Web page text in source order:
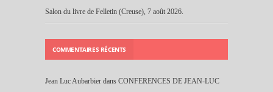
Salon du livre de Felletin (Creuse), 7 août 2026.
COMMENTAIRES RÉCENTS
Jean Luc Aubarbier dans CONFERENCES DE JEAN-LUC